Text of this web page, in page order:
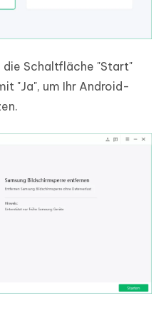
die Schaltfläche "Start"
"Ja", um Ihr Android-